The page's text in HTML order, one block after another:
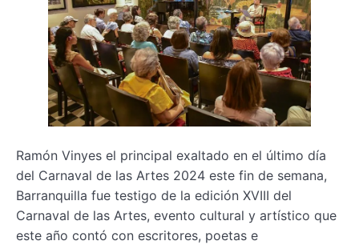
Ramón Vinyes el principal exaltado en el último día
del Carnaval de las Artes 2024 este fin de semana,
Barranquilla fue testigo de la edición XVIII del
Carnaval de las Artes, evento cultural y artístico que
este año contó con escritores, poetas e